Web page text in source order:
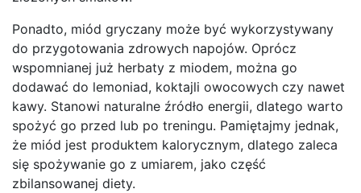
Ponadto, miód gryczany może być wykorzystywany
do przygotowania zdrowych napojów. Oprócz
wspomnianej już herbaty z miodem, można go
dodawać do lemoniad, koktajli owocowych czy nawet
kawy. Stanowi naturalne źródło energii, dlatego warto
spożyć go przed lub po treningu. Pamiętajmy jednak,
że miód jest produktem kalorycznym, dlatego zaleca
się spożywanie go z umiarem, jako część
zbilansowanej diety.